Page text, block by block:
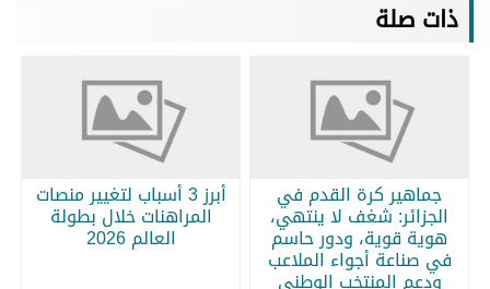
ذات صلة
جماهير كرة القدم في
الجزائر: شغف لا ينتهي،
هوية قوية، ودور حاسم
في صناعة أجواء الملاعب
ودعم المنتخب الوطني
أبرز 3 أسباب لتغيير منصات
المراهنات خلال بطولة
العالم 2026